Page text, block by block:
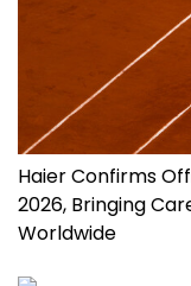
Haier Confirms
2026, Bringing
Worldwide